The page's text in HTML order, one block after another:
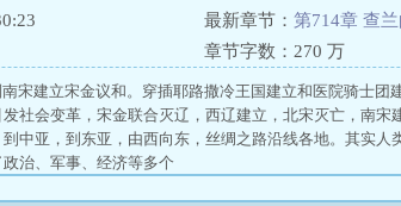
最新章节： 第714章 查兰
章节字数： 270 万
宋建立宋金议和。穿插耶路撒冷王国建立和医院骑士
社会变革，宋金联合灭辽，西辽建立，北宋灭亡，南宋
中亚，到东亚，由西向东，丝绸之路沿线各地。其实
治、军事、经济等多个